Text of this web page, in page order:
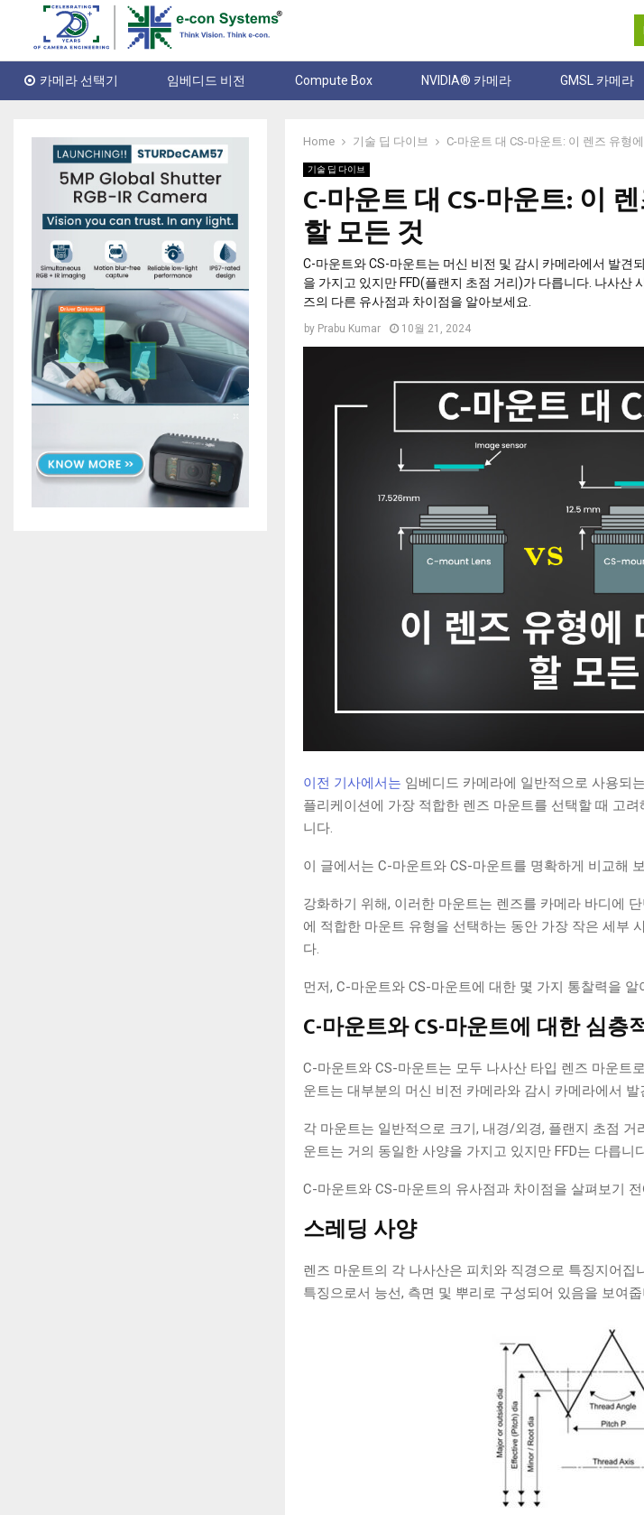
카메라 선택기 임베디드 비전 Compute Box NVIDIA® 카메라 GMSL 카메라
Home 기술 딥 다이브 C-마운트 대 CS-마운트: 이 렌즈 유형
기술 딥 다이브
C-마운트 대 CS-마운트: 이
할 모든 것
C-마운트와 CS-마운트는 머신 비전 및 감시 카메라에서 발견
을 가지고 있지만 FFD(플랜지 초점 거리)가 다릅니다. 나사산
즈의 다른 유사점과 차이점을 알아보세요.
by Prabu Kumar 10월 21, 2024
이전 기사에서는 임베디드 카메라에 일반적으로 사용되
플리케이션에 가장 적합한 렌즈 마운트를 선택할 때 고
니다.
이 글에서는 C-마운트와 CS-마운트를 명확하게 비교해
강화하기 위해, 이러한 마운트는 렌즈를 카메라 바디에
에 적합한 마운트 유형을 선택하는 동안 가장 작은 세부
다.
먼저, C-마운트와 CS-마운트에 대한 몇 가지 통찰력을 알
C-마운트와 CS-마운트에 대한 심층
C-마운트와 CS-마운트는 모두 나사산 타입 렌즈 마운트
운트는 대부분의 머신 비전 카메라와 감시 카메라에서 발
각 마운트는 일반적으로 크기, 내경/외경, 플랜지 초점 거
운트는 거의 동일한 사양을 가지고 있지만 FFD는 다릅니
C-마운트와 CS-마운트의 유사점과 차이점을 살펴보기
스레딩 사양
렌즈 마운트의 각 나사산은 피치와 직경으로 특징지어
특징으로서 능선, 측면 및 뿌리로 구성되어 있음을 보여줍